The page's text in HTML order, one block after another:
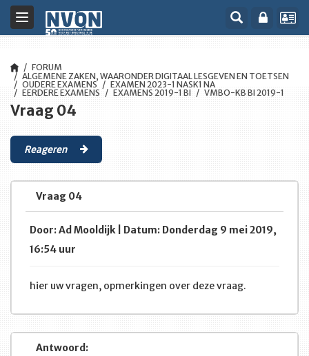
Toggle
navigation
FORUM
ALGEMENE ZAKEN, WAARONDER DIGITAAL LESGEVEN EN TOETSEN
OUDERE EXAMENS
EXAMEN 2023-1 NASK1 NA
EERDERE EXAMENS
EXAMENS 2019-1 BI VMBO-KB BI 2019-1
Vraag 04
Reageren
Vraag 04
Door: Ad Mooldijk | Datum: Donderdag 9 mei 2019,
16:54 uur
hier uw vragen, opmerkingen over deze vraag.
Antwoord: